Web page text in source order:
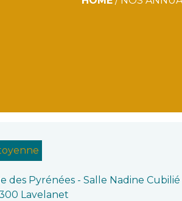
des Pyrénées - Salle Nadine Cubilié
Lavelanet